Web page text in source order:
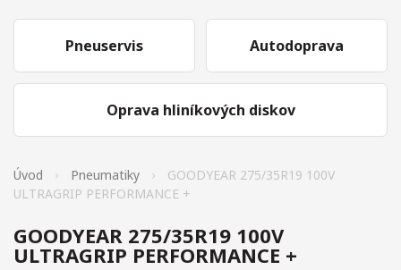
Pneuservis
Oprava hliníkových diskov
Autodoprava
Úvod Pneumatiky
GOODYEAR 275/35R19 100V
ULTRAGRIP PERFORMANCE +
GOODYEAR 275/35R19 100V
ULTRAGRIP PERFORMANCE +